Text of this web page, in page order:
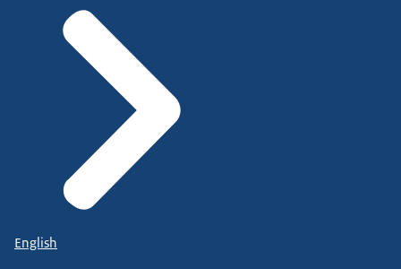
English